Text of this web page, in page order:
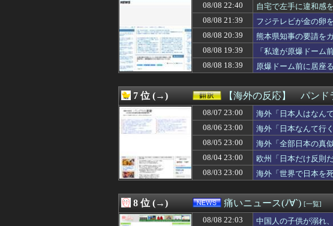
08/08 22:05
【動画】役満ボディの岡田紗佳
【朗報】ホロライブ、配信しなく
08/08 22:05
【悲報】Uberチー牛、キモ過ぎて
08/08 22:05
【エロ漫画】乱交物のエロ漫画←
08/08 22:05
ミセスグリーンアップルってもう
08/08 22:04
【速報】ウマ娘声優、結婚ｗｗｗｗ
08/08 22:03
中国人の子供が溺れ、周りに助け
08/08 22:02
【画像】Hすぎるヒッチハイカー、
08/08 22:02
※【コーディネーター】いくら頭が
08/08 22:01
【AKB48】｢夢のポップスター｣公
08/08 22:01
”サ終” 相次ぐスマホゲーム、倒
08/08 22:01
【驚愕】親の年金を食いつぶす48
【ウマ娘】見てください、これが
08/08 22:00
シャウエッセン公式、こういうの
08/08 22:00
【画像】彡(❤︎)(❤︎)「マチアプで初
08/08 22:00
【神椿】花譜ちゃん「下書き然
08/08 22:00
【セール】牛丼！松屋の牛めし、
08/08 22:00
穂乃果「穂乃果スペシャルクイズ！
08/08 22:00
【ラブライブ！】自慢にならない
08/08 22:40
自宅で左手に違和感
08/08 21:39
フジテレビが金の卵
08/08 20:39
熊本県知事の要請を
08/08 19:39
「私達が原爆ドー
08/08 18:39
原爆ドーム前に居座
7 位 (→) 【海外の反応】 パンド
08/07 23:00
海外「日本人はなん
08/06 23:00
海外「日本なんて行
08/05 23:00
海外「全部日本の真
08/04 23:00
欧州「日本だけ反則
08/03 23:00
海外「世界で日本を
8 位 (→) 痛いニュース(ﾉ∀`) [一覧]
08/08 22:03
中国人の子供が溺れ